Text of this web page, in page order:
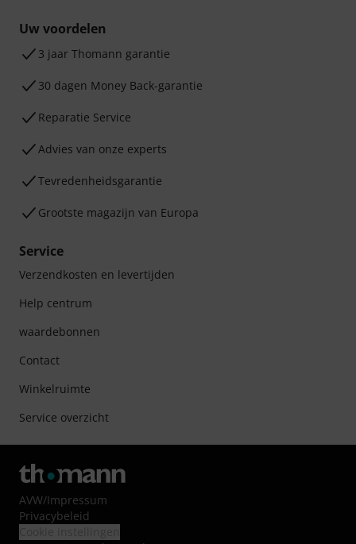
Uw voordelen
3 jaar Thomann garantie
30 dagen Money Back-garantie
Reparatie Service
Advies van onze experts
Tevredenheidsgarantie
Grootste magazijn van Europa
Service
Verzendkosten en levertijden
Help centrum
waardebonnen
Contact
Winkelruimte
Service overzicht
AVW/Impressum
Privacybeleid